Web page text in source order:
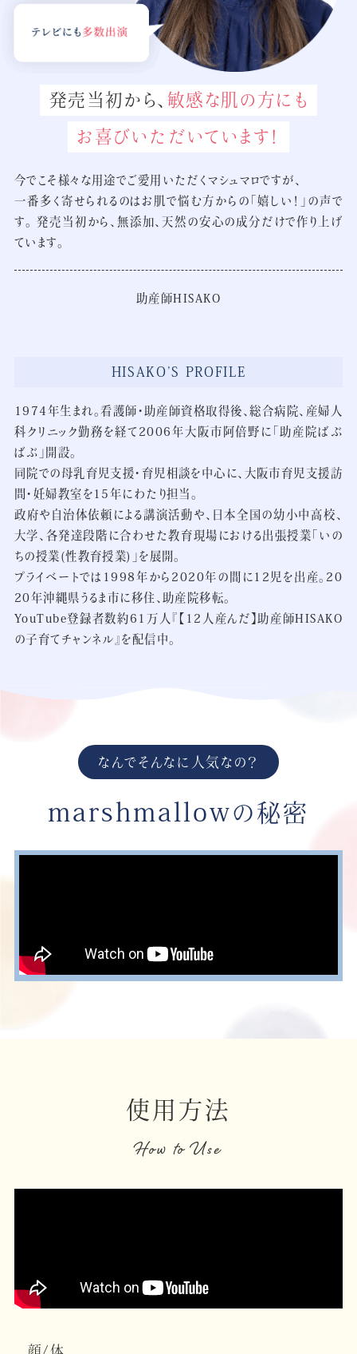
発売当初から、 敏感な肌の方にも
お喜びいただいています！
今でこそ様々な用途でご愛用いただくマシュマロですが、
一番多く寄せられるのはお肌で悩む方からの「嬉しい！」の声で
す。
発売当初から、無添加、天然の安心の成分だけで作り上げ
ています。
助産師HISAKO
HISAKO’S PROFILE
1974年生まれ。看護師・助産師資格取得後、総合病院、産婦人
科クリニック勤務を経て2006年大阪市阿倍野に「助産院ばぶ
ばぶ」開設。
同院での母乳育児支援・育児相談を中心に、大阪市育児支援訪
問・妊婦教室を15年にわたり担当。
政府や自治体依頼による講演活動や、日本全国の幼小中高校、
大学、各発達段階に合わせた教育現場における出張授業「いの
ちの授業(性教育授業)」を展開。
プライベートでは1998年から2020年の間に12児を出産。20
20年沖縄県うるま市に移住、助産院移転。
YouTube登録者数約61万人『【12人産んだ】助産師HISAKO
の子育てチャンネル』を配信中。
なんでそんなに人気なの？
marshmallowの秘密
使用方法
How to Use
顔/体